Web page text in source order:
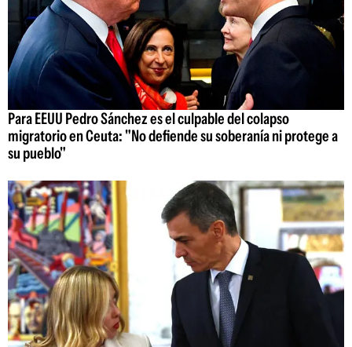
Para EEUU Pedro Sánchez es el culpable del colapso
migratorio en Ceuta: "No defiende su soberanía ni protege a
su pueblo"